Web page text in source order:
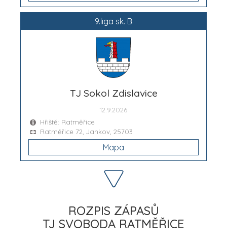
9.liga sk. B
TJ Sokol Zdislavice
12.9.2026
Hřiště: Ratměřice
Ratměřice 72, Jankov, 25703
Mapa
ROZPIS ZÁPASŮ
TJ SVOBODA RATMĚŘICE